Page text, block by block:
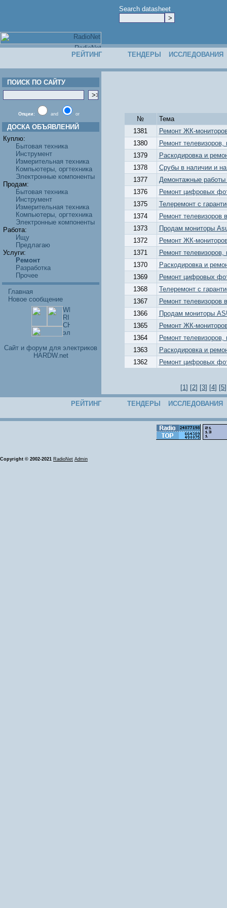
Search datasheet
РЕЙТИНГ ТЕНДЕРЫ ИССЛЕДОВАНИЯ
ПОИСК ПО САЙТУ
Опции: and or
ДОСКА ОБЪЯВЛЕНИЙ
Куплю:
Бытовая техника
Инструмент
Измерительная техника
Компьютеры, оргтехника
Электронные компоненты
Продам:
Бытовая техника
Инструмент
Измерительная техника
Компьютеры, оргтехника
Электронные компоненты
Работа:
Ищу
Предлагаю
Услуги:
Ремонт
Разработка
Прочее
Главная
Новое сообщение
Cайт и форум для электриков
HARDW.net
№
Тема
1381
Ремонт ЖК-
1380
Ремонт
1379
Раскодировка и
1378
Срубы в наличии и на
1377
Демонтажные работы
1376
Ремонт цифровых
1375
Телеремонт с
1374
Ремонт телевизоров
1373
Продам мониторы
1372
Ремонт ЖК-
1371
Ремонт
1370
Раскодировка и
1369
Ремонт цифровых
1368
Телеремонт с
1367
Ремонт телевизоров
1366
Продам мониторы
1365
Ремонт ЖК-
1364
Ремонт
1363
Раскодировка и
1362
Ремонт цифровых
[1] [2] [3] [4] [5
РЕЙТИНГ ТЕНДЕРЫ ИССЛЕДОВАНИЯ
Copyright © 2002-2021 RadioNet Admin